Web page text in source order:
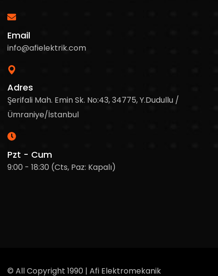
Email
info@afielektrik.com
Adres
Şerifali Mah. Emin Sk. No:43, 34775, Y.Dudullu /
Ümraniye/İstanbul
Pzt - Cum
9:00 - 18:30 (Cts, Paz: Kapalı)
© All Copyright 1990 | Afi Elektromekanik